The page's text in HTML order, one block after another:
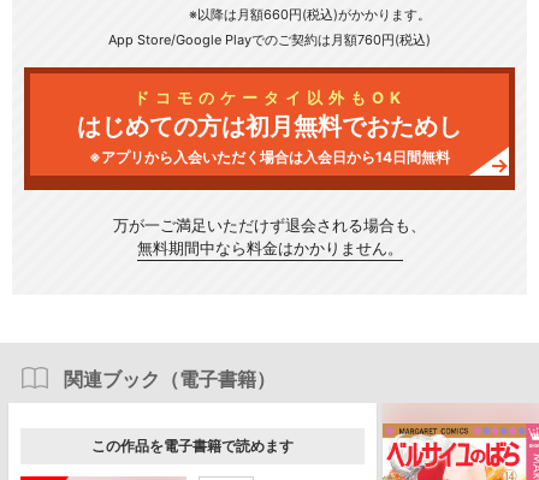
※以降は月額660円(税込)がかかります。
App Store/Google Playでのご契約は月額760円(税込)
ドコモのケータイ以外もOK
はじめての方は初月無料でおためし
※アプリから入会いただく場合は入会日から14日間無料
万が一ご満足いただけず退会される場合も、
無料期間中なら料金はかかりません。
関連ブック（電子書籍）
この作品を電子書籍で読めます